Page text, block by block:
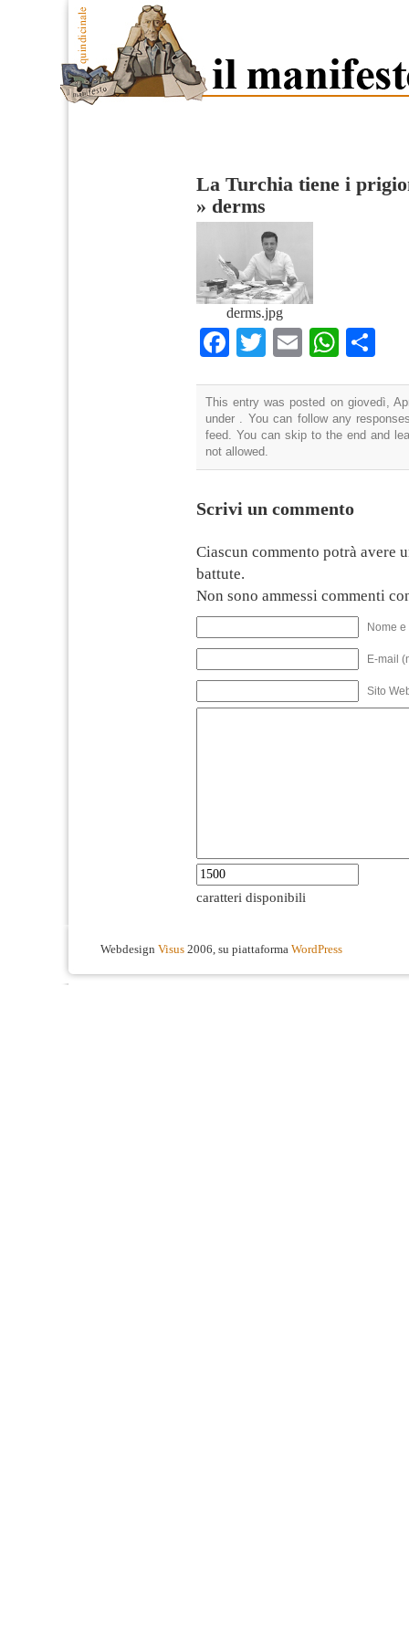
La Turchia tiene i
» derms
derms.jpg
Facebook
TwitterEmail
This entry was posted on giovedì,
under . You can follow any
feed. You can skip to the end and
not allowed.
Scrivi un commento
Ciascun commento potrà avere
battute.
Non sono ammessi commenti
Nome
E-mail
Sito
caratteri disponibili
Webdesign Visus 2006, su piattaforma WordPress